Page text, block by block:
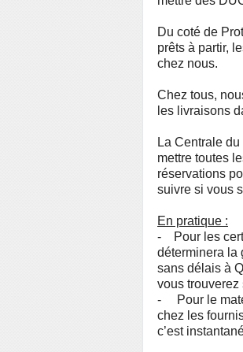
Du coté de
prêts à partir,
chez nous.
Chez tous,
les livraisons
La Centrale
mettre toutes
réservations
suivre si vous
En pratique :
- Pour les
déterminera la
sans délais à
vous
- Pour le
chez les
c’est